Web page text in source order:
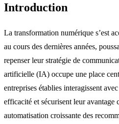
Introduction
La transformation numérique s’est
au cours des dernières années,
repenser leur stratégie de
artificielle (IA) occupe une place
entreprises établies interagissent
efficacité et sécurisent leur avantage
automatisation croissante des